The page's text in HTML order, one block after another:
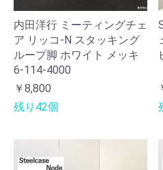
内田洋行 ミーティングチェ
ア リッコ-N スタッキング
ループ脚 ホワイト メッキ
6-114-4000
￥8,800
残り42個